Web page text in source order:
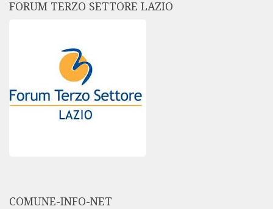
FORUM TERZO SETTORE LAZIO
COMUNE-INFO-NET